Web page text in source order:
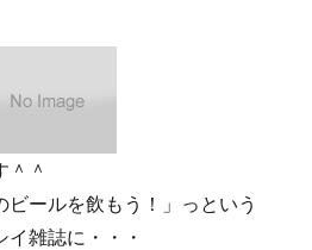
＾＾
ビールを飲もう！」っという
雑誌に・・・